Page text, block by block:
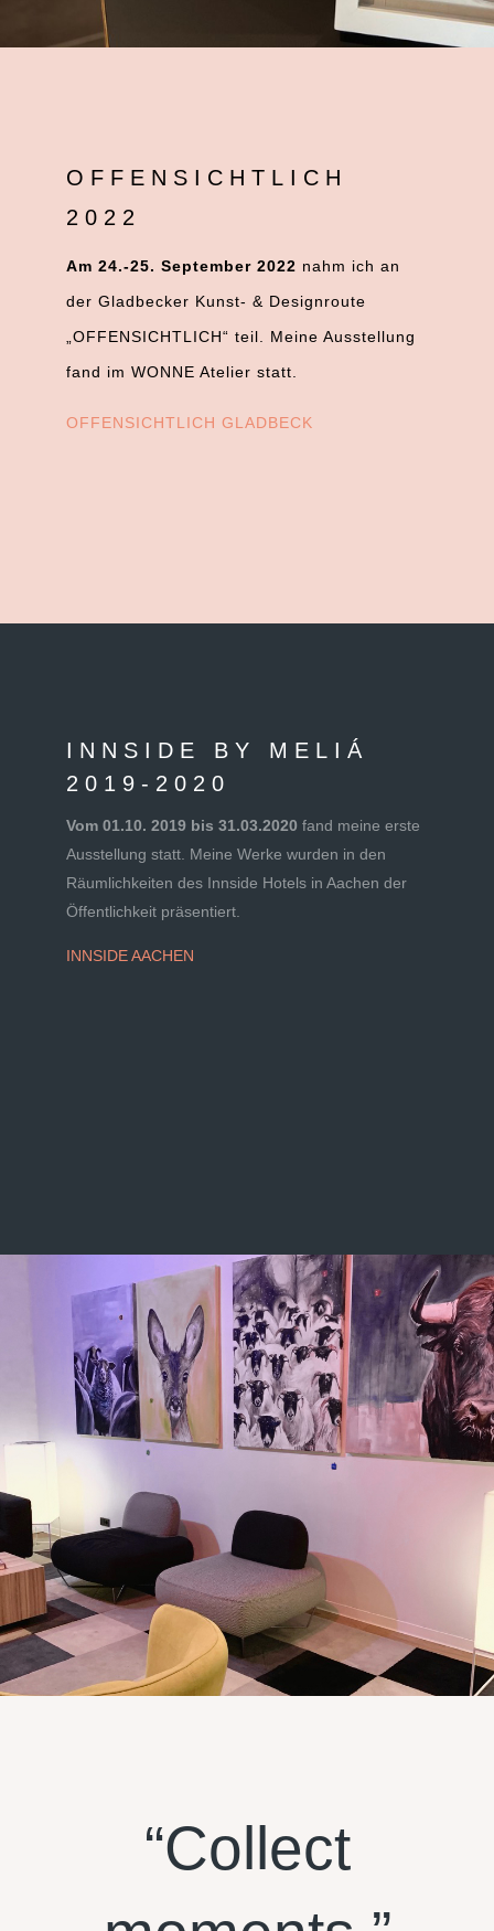
OFFENSICHTLICH
2022
Am 24.-25. September 2022 nahm ich an
der Gladbecker Kunst- & Designroute
„OFFENSICHTLICH“ teil. Meine Ausstellung
fand im WONNE Atelier statt.
OFFENSICHTLICH GLADBECK
INNSIDE BY MELIÁ
2019-2020
Vom 01.10. 2019 bis 31.03.2020 fand meine erste
Ausstellung statt. Meine Werke wurden in den
Räumlichkeiten des Innside Hotels in Aachen der
Öffentlichkeit präsentiert.
INNSIDE AACHEN
“Collect